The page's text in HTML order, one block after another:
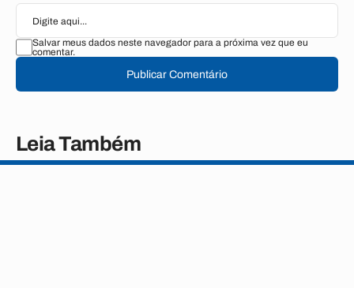
Salvar meus dados neste navegador para a próxima vez que eu
comentar.
Publicar Comentário
Leia Também